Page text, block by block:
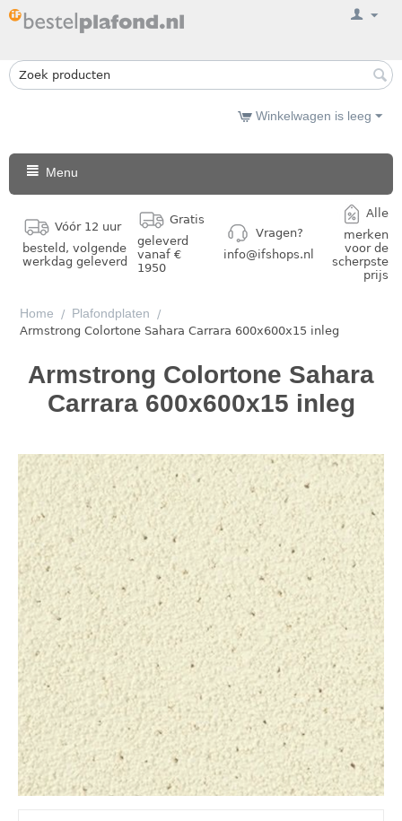
Winkelwagen is leeg
Menu
Vóór 12 uur
besteld, volgende
werkdag geleverd
Gratis
geleverd
vanaf €
1950
Vragen?
info@ifshops.nl
Alle
merken
voor de
scherpste
prijs
Home / Plafondplaten
/
Armstrong Colortone Sahara Carrara 600x600x15 inleg
Armstrong Colortone Sahara
Carrara 600x600x15 inleg